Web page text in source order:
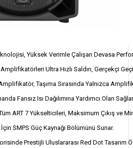
Yüksek Verimle Çalışan Devasa
Ultra Hızlı Saldırı, Gerçekçi
Taşıma Sırasında Yalnızca
Fansız Isı Dağılımına Yardımcı Olan
ART 7 Yükselticileri, Maksimum Çıkış ve
İçin SMPS Güç Kaynağı Bölümünü Sunar.
Prestijli Uluslararası Red Dot Tasarım